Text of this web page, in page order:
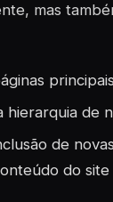
mas
hierarquia de
de
do site